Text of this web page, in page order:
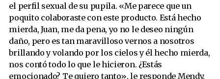
el perfil sexual de su pupila. «Me parece que un
poquito colaboraste con este producto. Está hecho
mierda, Juan, me da pena, yo no le deseo ningún
daño, pero es tan maravilloso vernos a nosotros
brillando y volando por los cielos y él hecho mierda,
nos contó todo lo que le hicieron. ¿Estás
emocionado? Te quiero tanto», le responde Mendy.